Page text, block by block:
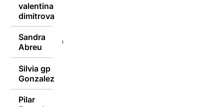
valentina
dimitrova
Sandra
Abreu
07/01/2016
Silvia gp
Gonzalez
Pilar